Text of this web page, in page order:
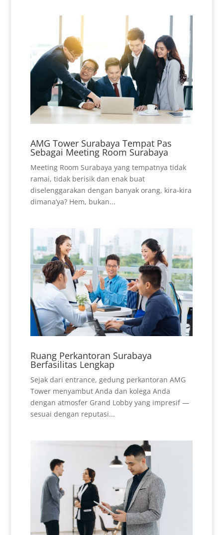
AMG Tower Surabaya Tempat Pas
Sebagai Meeting Room Surabaya
Meeting Room Surabaya yang tempatnya tidak
ramai, tidak berisik dan enak buat
diselenggarakan dengan banyak orang, kira-kira
dimana’ya? Hem, bukan...
Ruang Perkantoran Surabaya
Berfasilitas Lengkap
Sejak dari entrance, gedung perkantoran AMG
Tower menyambut Anda dan kolega Anda
dengan atmosfer Grand Lobby yang impresif —
sesuai dengan reputasi...